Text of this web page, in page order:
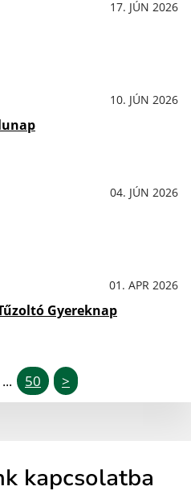
17. JÚN 2026
10. JÚN 2026
04. JÚN 2026
01. APR 2026
Gyereknap
... 50 >
kapcsolatba